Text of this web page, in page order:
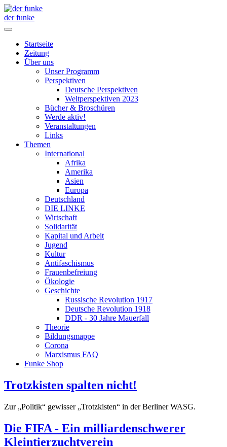
der funke
Startseite
Zeitung
Über uns
Unser Programm
Perspektiven
Deutsche Perspektiven
Weltperspektiven 2023
Bücher & Broschüren
Werde aktiv!
Veranstaltungen
Links
Themen
International
Afrika
Amerika
Asien
Europa
Deutschland
DIE LINKE
Wirtschaft
Solidarität
Kapital und Arbeit
Jugend
Kultur
Antifaschismus
Frauenbefreiung
Ökologie
Geschichte
Russische Revolution 1917
Deutsche Revolution 1918
DDR - 30 Jahre Mauerfall
Theorie
Bildungsmappe
Corona
Marxismus FAQ
Funke Shop
Trotzkisten spalten nicht!
Zur „Politik“ gewisser „Trotzkisten“ in der Berliner WASG.
Die FIFA - Ein milliardenschwerer
Kleintierzuchtverein